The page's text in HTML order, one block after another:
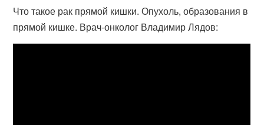
Что такое рак прямой кишки. Опухоль, образования в
прямой кишке. Врач-онколог Владимир Лядов: